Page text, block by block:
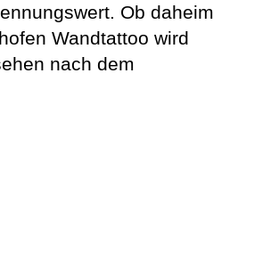
Ob daheim
Wandtattoo wird
nach dem